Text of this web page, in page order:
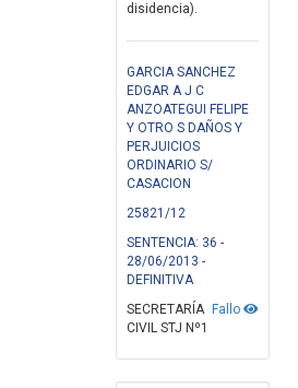
disidencia).
GARCIA SANCHEZ
EDGAR A J C
ANZOATEGUI FELIPE
Y OTRO S DAÑOS Y
PERJUICIOS
ORDINARIO S/
CASACION
25821/12
SENTENCIA: 36 -
28/06/2013 -
DEFINITIVA
Fallo
SECRETARÍA
CIVIL STJ Nº1